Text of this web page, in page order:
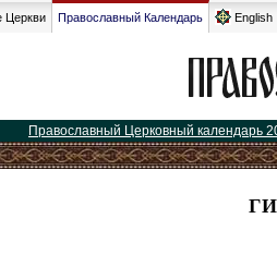
Церкви Православный Календарь English
Православный Церковный календарь